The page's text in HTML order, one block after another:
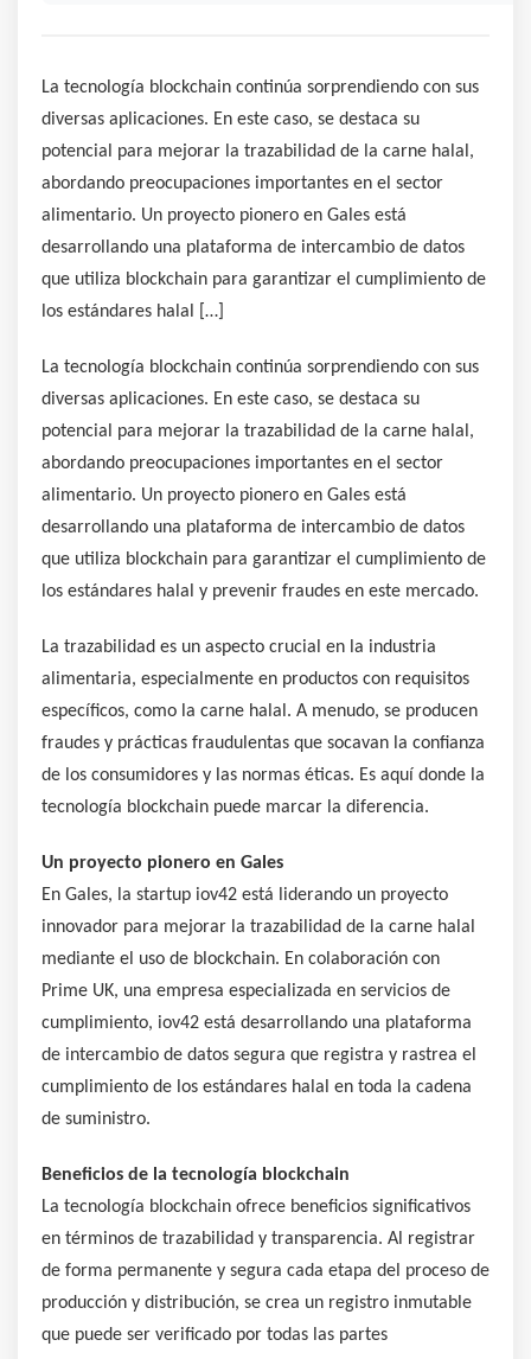
La tecnología blockchain continúa sorprendiendo con sus
diversas aplicaciones. En este caso, se destaca su
potencial para mejorar la trazabilidad de la carne halal,
abordando preocupaciones importantes en el sector
alimentario. Un proyecto pionero en Gales está
desarrollando una plataforma de intercambio de datos
que utiliza blockchain para garantizar el cumplimiento de
los estándares halal […]
La tecnología blockchain continúa sorprendiendo con sus
diversas aplicaciones. En este caso, se destaca su
potencial para mejorar la trazabilidad de la carne halal,
abordando preocupaciones importantes en el sector
alimentario. Un proyecto pionero en Gales está
desarrollando una plataforma de intercambio de datos
que utiliza blockchain para garantizar el cumplimiento de
los estándares halal y prevenir fraudes en este mercado.
La trazabilidad es un aspecto crucial en la industria
alimentaria, especialmente en productos con requisitos
específicos, como la carne halal. A menudo, se producen
fraudes y prácticas fraudulentas que socavan la confianza
de los consumidores y las normas éticas. Es aquí donde la
tecnología blockchain puede marcar la diferencia.
Un proyecto pionero en Gales
En Gales, la startup iov42 está liderando un proyecto
innovador para mejorar la trazabilidad de la carne halal
mediante el uso de blockchain. En colaboración con
Prime UK, una empresa especializada en servicios de
cumplimiento, iov42 está desarrollando una plataforma
de intercambio de datos segura que registra y rastrea el
cumplimiento de los estándares halal en toda la cadena
de suministro.
Beneficios de la tecnología blockchain
La tecnología blockchain ofrece beneficios significativos
en términos de trazabilidad y transparencia. Al registrar
de forma permanente y segura cada etapa del proceso de
producción y distribución, se crea un registro inmutable
que puede ser verificado por todas las partes